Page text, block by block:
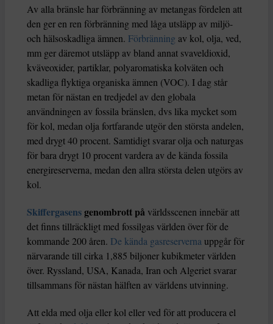
Av alla bränsle har förbränning av metangas fördelen att
den ger en ren förbränning med låga utsläpp av miljö-
och hälsoskadliga ämnen. Förbränning av kol, olja, ved,
mm ger däremot utsläpp av bland annat svaveldioxid,
kväveoxider, partiklar, polyaromatiska kolväten och
skadliga flyktiga organiska ämnen (VOC). I dag står
metan för nästan en tredjedel av den globala
användningen av fossila bränslen, dvs lika mycket som
för kol, medan olja fortfarande utgör den största andelen,
med drygt 40 procent. Samtidigt svarar olja och naturgas
för bara drygt 10 procent vardera av de kända fossila
energireserverna, medan den allra största delen utgörs av
kol.
Skiffergasensgenombrott på världsscenen innebär att
det finns tillräckligt med fossilgas världen över för de
kommande 200 åren. De kända gasreserverna uppgår för
närvarande till cirka 1,885 biljoner kubikmeter världen
över. Ryssland, USA, Kanada, Iran och Algeriet svarar
tillsammans för nästan hälften av världens utvinning.
Att elda med olja eller kol eller ved för att producera el